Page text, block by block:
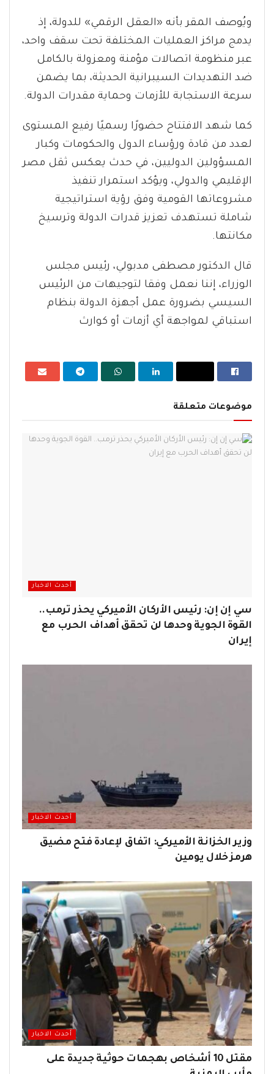
ويُوصف المقر بأنه «العقل الرقمي» للدولة، إذ
يدمج مراكز العمليات المختلفة تحت سقف واحد،
عبر منظومة اتصالات مؤمنة ومعزولة بالكامل
ضد التهديدات السيبرانية الحديثة، بما يضمن
سرعة الاستجابة للأزمات وحماية مقدرات الدولة.
كما شهد الافتتاح حضورًا رسميًا رفيع المستوى
لعدد من قادة ورؤساء الدول والحكومات وكبار
المسؤولين الدوليين، في حدث يعكس ثقل مصر
الإقليمي والدولي، ويؤكد استمرار تنفيذ
مشروعاتها القومية وفق رؤية استراتيجية
شاملة تستهدف تعزيز قدرات الدولة وترسيخ
مكانتها.
قال الدكتور مصطفى مدبولي، رئيس مجلس
الوزراء، إننا نعمل وفقا لتوجيهات من الرئيس
السيسي بضرورة عمل أجهزة الدولة بنظام
استباقي لمواجهة أي أزمات أو كوارث
موضوعات متعلقة
أحدث الاخبار
سي إن إن: رئيس الأركان الأميركي يحذر ترمب..
القوة الجوية وحدها لن تحقق أهداف الحرب مع
إيران
أحدث الاخبار
وزير الخزانة الأميركي: اتفاق لإعادة فتح مضيق
هرمز خلال يومين
أحدث الاخبار
مقتل 10 أشخاص بهجمات حوثية جديدة على